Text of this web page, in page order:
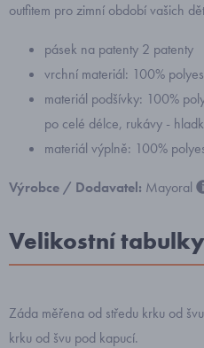
outfitem pro zimní období vašich
pásek na patenty 2 patenty
vrchní materiál: 100%
materiál podšívky: 100%
po celé délce, rukávy -
materiál výplně: 100%
Výrobce / Dodavatel: Mayoral
Velikostní tabulky
Záda měřena od středu krku od
krku od švu pod kapucí.